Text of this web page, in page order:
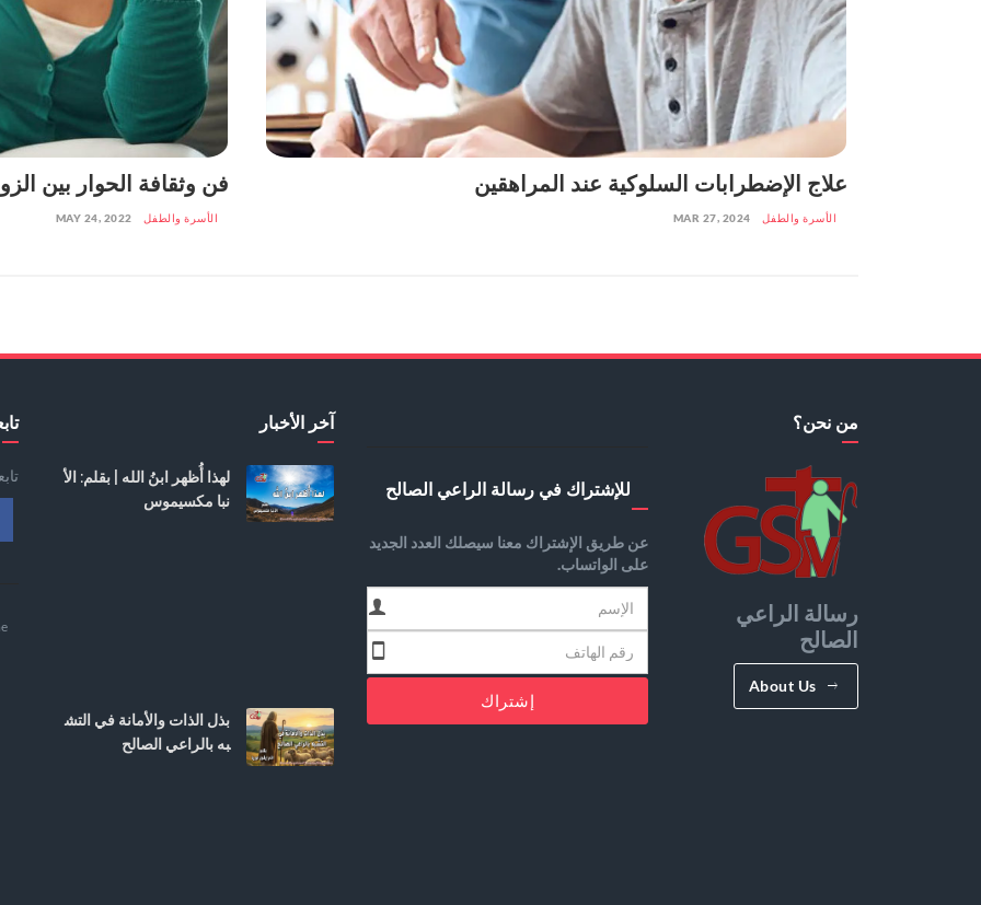
علاج الإضطرابات السلوكية عند المراهقين
الأسرة والطفل MAR 27, 2024
فن وثقافة الحوار بين
الأسرة والطفل MAY 24, 2022
من نحن؟
رسالة الراعي
الصالح
About Us
للإشتراك في رسالة الراعي الصالح
عن طريق الإشتراك معنا سيصلك العدد الجديد
على الواتساب.
إشتراك
آخر الأخبار
لهذا أُظهر ابنُ الله | بقلم: الأ
نبا مكسيموس
بذل الذات والأمانة في التش
به بالراعي الصالح